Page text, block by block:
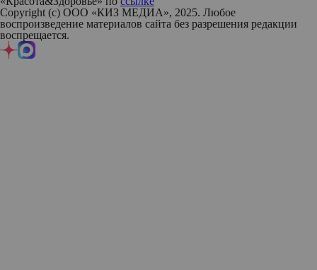
Copyright (с) ООО «КИЗ МЕДИА», 2025. Любое
воспроизведение материалов сайта без разрешения редакции
воспрещается.